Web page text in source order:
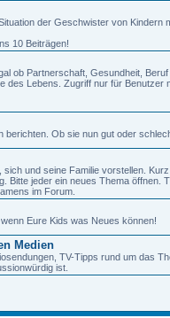
der Geschwister von Kindern
10 Beiträgen!
ob Partnerschaft, Gesundheit, Beruf
des Lebens. Zugriff nur für Benutzer
berichten. Ob sie nun gut oder
und seine Familie vorstellen. Kurz
Bitte jeder ein neues Thema öffnen.
im Forum.
Eure Kids was Neues können!
Medien
TV-Tipps rund um das
ist.